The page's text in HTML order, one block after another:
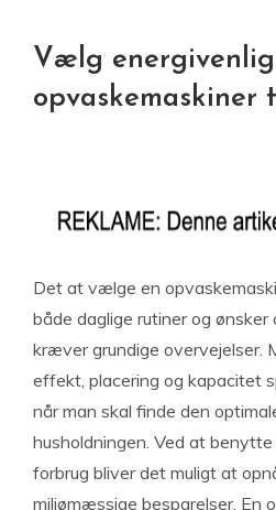
Vælg
opvaskemaskiner
Det at vælge en
både daglige rutiner og ønsker
kræver grundige overvejelser.
effekt, placering og kapacitet
når man skal finde den
husholdningen. Ved at
forbrug bliver det muligt at
miljømæssige besparelser. En